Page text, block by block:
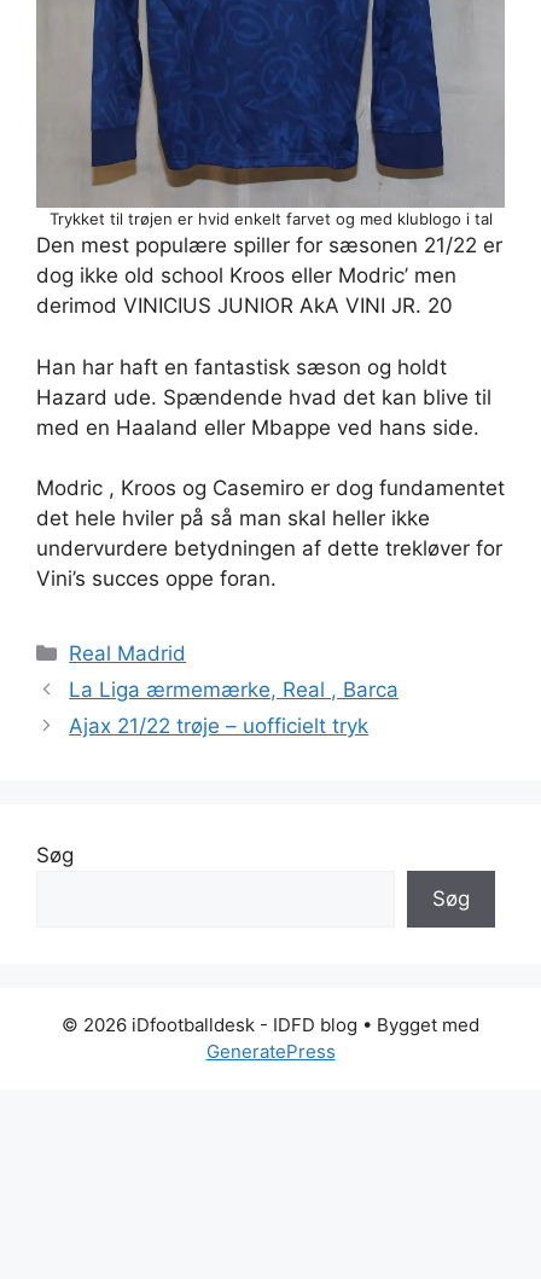
Trykket til trøjen er hvid enkelt farvet og med klublogo i tal
Den mest populære spiller for sæsonen 21/22 er
dog ikke old school Kroos eller Modric’ men
derimod VINICIUS JUNIOR AkA VINI JR. 20
Han har haft en fantastisk sæson og holdt
Hazard ude. Spændende hvad det kan blive til
med en Haaland eller Mbappe ved hans side.
Modric , Kroos og Casemiro er dog fundamentet
det hele hviler på så man skal heller ikke
undervurdere betydningen af dette trekløver for
Vini’s succes oppe foran.
Kategorier
Real Madrid
La Liga ærmemærke, Real , Barca
Ajax 21/22 trøje – uofficielt tryk
Søg
Søg
© 2026 iDfootballdesk - IDFD blog • Bygget med
GeneratePress